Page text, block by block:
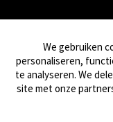
Trustpilot
2026
We gebruiken
personaliseren,
te analyseren. We
site met onze